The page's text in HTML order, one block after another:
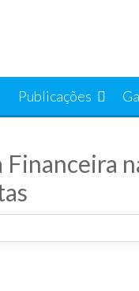
Publicações